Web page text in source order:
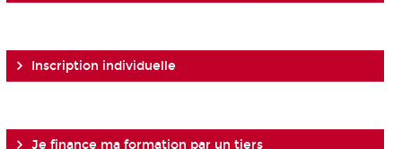
Inscription individuelle
Je finance ma formation par un tiers